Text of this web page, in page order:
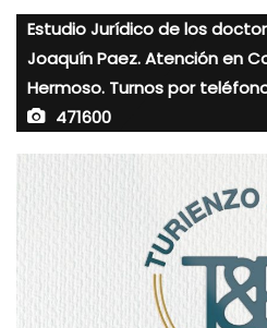
Estudio Jurídico de los
Joaquín Paez. Atención en
Hermoso. Turnos por
471600